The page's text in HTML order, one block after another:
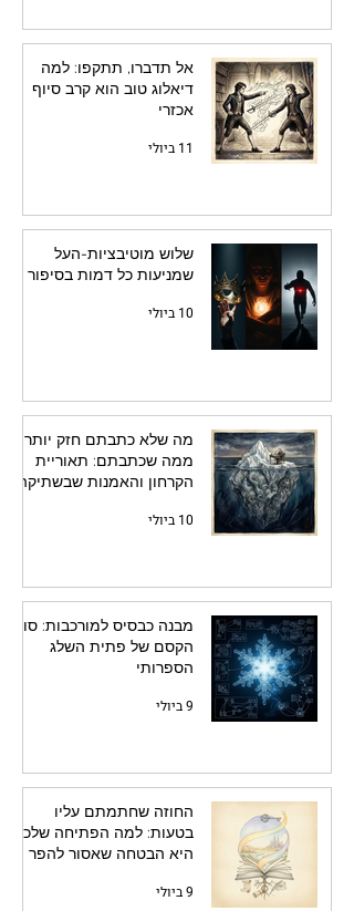
אל תדברו, תתקפו: למה
דיאלוג טוב הוא קרב סיוף
אכזרי
11 ביולי
שלוש מוטיבציות-העל
שמניעות כל דמות בסיפור
10 ביולי
מה שלא כתבתם חזק יותר
ממה שכתבתם: תאוריית
הקרחון והאמנות שבשתיקה
10 ביולי
מבנה כבסיס למורכבות: סוד
הקסם של פתית השלג
הספרותי
9 ביולי
החוזה שחתמתם עליו
בטעות: למה הפתיחה שלכם
היא הבטחה שאסור להפר
9 ביולי